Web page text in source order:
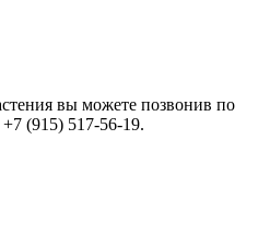
вы можете позвонив по
(915) 517-56-19.